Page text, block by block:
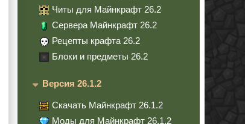
Читы для Майнкрафт 26.2
Сервера Майнкрафт 26.2
Рецепты крафта 26.2
Блоки и предметы 26.2
Версия 26.1.2
Скачать Майнкрафт 26.1.2
Моды для Майнкрафт 26.1.2